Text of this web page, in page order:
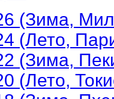
(Зима,
(Лето,
(Зима,
(Лето,